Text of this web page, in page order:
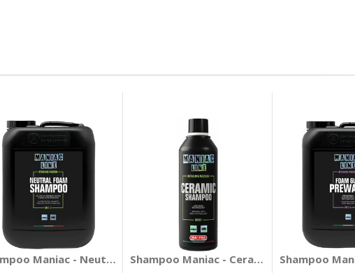
- MAFRA
Maniac - Neutral Foam - MAFRAShampoo Maniac - Ceramic Shampoo - MA-
Shampoo